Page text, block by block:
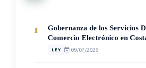
1
Gobernanza de los Servicios
Comercio Electrónico en
10946)
LEY 09/07/2026